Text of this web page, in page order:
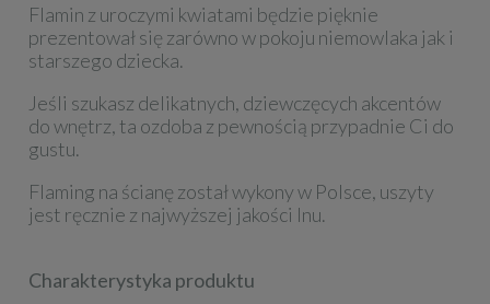
Flamin z uroczymi kwiatami będzie pięknie
prezentował się zarówno w pokoju niemowlaka jak i
starszego dziecka.
Jeśli szukasz delikatnych, dziewczęcych akcentów
do wnętrz, ta ozdoba z pewnością przypadnie Ci do
gustu.
Flaming na ścianę został wykony w Polsce, uszyty
jest ręcznie z najwyższej jakości lnu.
Charakterystyka produktu